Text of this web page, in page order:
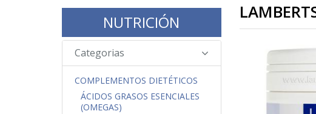
NUTRICIÓN
Categorias
COMPLEMENTOS DIETÉTICOS
ÁCIDOS GRASOS ESENCIALES
(OMEGAS)